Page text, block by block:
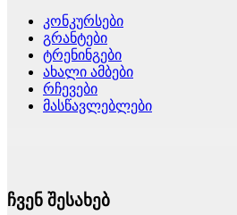
კონკურსები
გრანტები
ტრენინგები
ახალი ამბები
რჩევები
მასწავლებლები
ჩვენ შესახებ